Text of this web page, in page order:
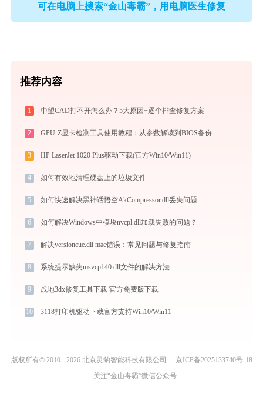
可在电脑上搜索“金山毒霸”，用电脑医生修复
推荐内容
1 中望CAD打不开怎么办？5大原因+逐个排查修复方案
2 GPU-Z显卡检测工具使用教程：从参数解读到BIOS备份，一站式掌握显卡信息
3 HP LaserJet 1020 Plus驱动下载(官方Win10/Win11)
4 如何有效地清理硬盘上的垃圾文件
5 如何快速解决黑神话悟空AkCompressor.dll丢失问题
6 如何解决Windows中模块nvcpl.dll加载失败的问题？
7 解决versioncue.dll mac错误：常见问题与修复指南
8 系统提示缺失msvcp140.dll文件的解决方法
9 战地3dx修复工具下载 官方免费版下载
10 3118打印机驱动下载官方支持Win10/Win11
版权所有© 2010 - 2026 北京灵豹智能科技有限公司
京ICP备2025133740号-18
关注“金山毒霸”微信公众号